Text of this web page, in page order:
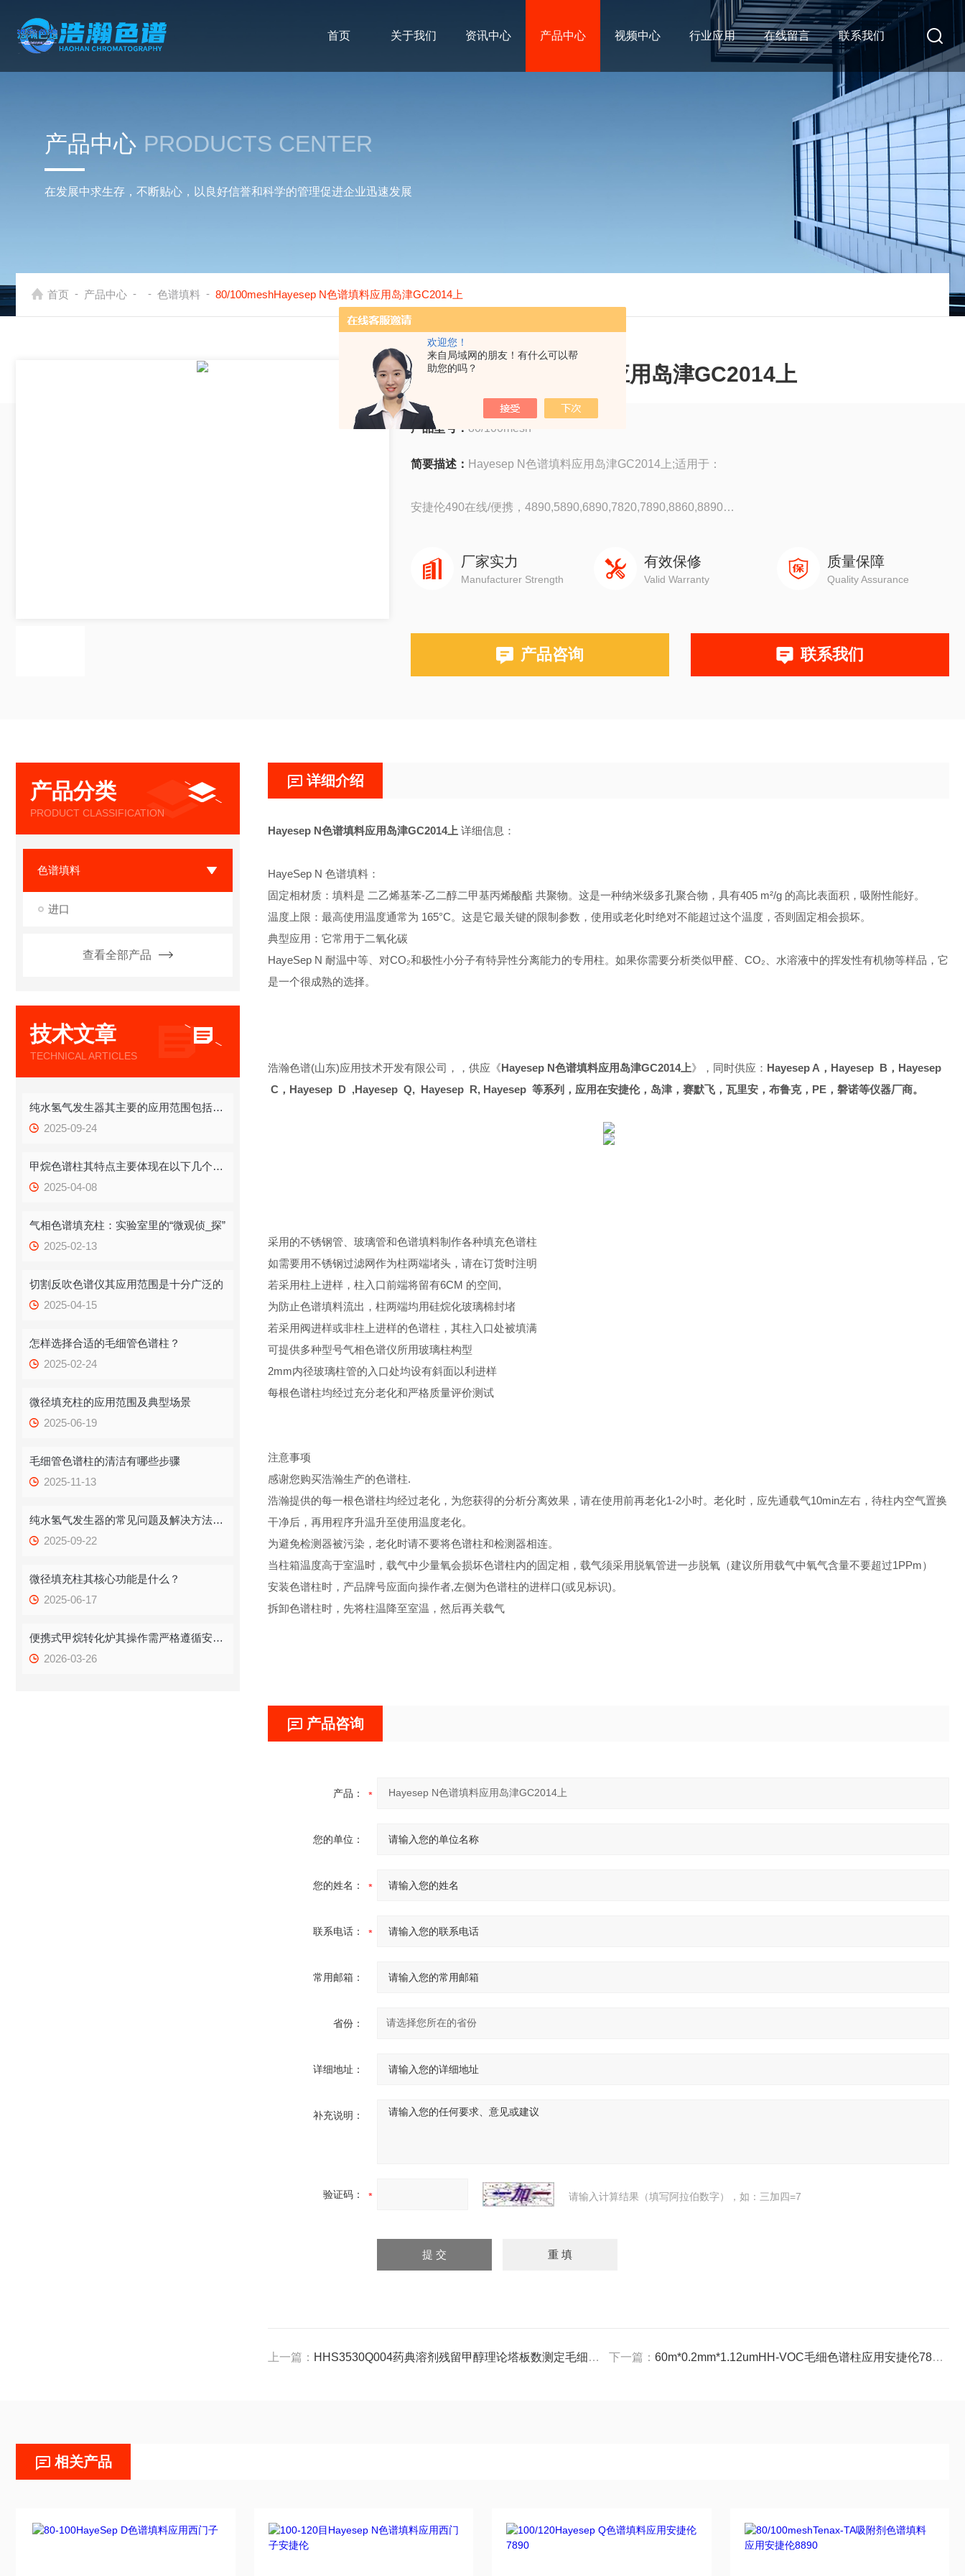
欢迎您！
来自局域网的朋友！有什么可以帮
助您的吗？
首页 关于我们 资讯中心 产品中心 视频中心 行业应用 在线留言 联系我们
产品中心 PRODUCTS CENTER
在发展中求生存，不断贴心，以良好信誉和科学的管理促进企业迅速发展
首页 - 产品中心 - - 色谱填料 - 80/100meshHayesep N色谱填料应用岛津GC2014上
Hayesep N色谱填料应用岛津GC2014上
产品型号： 80/100mesh
简要描述： Hayesep N色谱填料应用岛津GC2014上;适用于：
安捷伦490在线/便携，4890,5890,6890,7820,7890,8860,8890
瓦里安3800系列
布鲁克PE580,590,680,690
厂家实力
Manufacturer Strength
有效保修
Valid Warranty
质量保障
Quality Assurance
产品咨询 联系我们
产品分类
PRODUCT CLASSIFICATION
色谱填料
进口
查看全部产品
技术文章
TECHNICAL ARTICLES
纯水氢气发生器其主要的应用范围包括以下几点
2025-09-24
甲烷色谱柱其特点主要体现在以下几个方面
2025-04-08
气相色谱填充柱：实验室里的“微观侦_探”
2025-02-13
切割反吹色谱仪其应用范围是十分广泛的
2025-04-15
怎样选择合适的毛细管色谱柱？
2025-02-24
微径填充柱的应用范围及典型场景
2025-06-19
毛细管色谱柱的清洁有哪些步骤
2025-11-13
纯水氢气发生器的常见问题及解决方法如下
2025-09-22
微径填充柱其核心功能是什么？
2025-06-17
便携式甲烷转化炉其操作需严格遵循安全与规范流程
2026-03-26
详细介绍
Hayesep N色谱填料应用岛津GC2014上 详细信息：
HayeSep N 色谱填料：
固定相材质：填料是 二乙烯基苯-乙二醇二甲基丙烯酸酯 共聚物。这是一种纳米级多孔聚合物，具有405 m²/g 的高比表面积，吸附性能好。
温度上限：最高使用温度通常为 165°C。这是它最关键的限制参数，使用或老化时绝对不能超过这个温度，否则固定相会损坏。
典型应用：它常用于二氧化碳
HayeSep N 耐温中等、对CO₂和极性小分子有特异性分离能力的专用柱。如果你需要分析类似甲醛、CO₂、水溶液中的挥发性有机物等样品，它
是一个很成熟的选择。
浩瀚色谱(山东)应用技术开发有限公司，，供应《Hayesep N色谱填料应用岛津GC2014上》，同时供应： Hayesep A， Hayesep B， Hayesep
C， Hayesep D ,Hayesep Q, Hayesep R, Hayesep 等系列，应用在安捷伦，岛津，赛默飞，瓦里安，布鲁克，PE，磐诺等仪器厂商。
采用的不锈钢管、玻璃管和色谱填料制作各种填充色谱柱
如需要用不锈钢过滤网作为柱两端堵头，请在订货时注明
若采用柱上进样，柱入口前端将留有6CM 的空间,
为防止色谱填料流出，柱两端均用硅烷化玻璃棉封堵
若采用阀进样或非柱上进样的色谱柱，其柱入口处被填满
可提供多种型号气相色谱仪所用玻璃柱构型
2mm内径玻璃柱管的入口处均设有斜面以利进样
每根色谱柱均经过充分老化和严格质量评价测试
注意事项
感谢您购买浩瀚生产的色谱柱.
浩瀚提供的每一根色谱柱均经过老化，为您获得的分析分离效果，请在使用前再老化1-2小时。老化时，应先通载气10min左右，待柱内空气置换
干净后，再用程序升温升至使用温度老化。
为避免检测器被污染，老化时请不要将色谱柱和检测器相连。
当柱箱温度高于室温时，载气中少量氧会损坏色谱柱内的固定相，载气须采用脱氧管进一步脱氧（建议所用载气中氧气含量不要超过1PPm）
安装色谱柱时，产品牌号应面向操作者,左侧为色谱柱的进样口(或见标识)。
拆卸色谱柱时，先将柱温降至室温，然后再关载气
产品咨询
产品：
您的单位：
您的姓名：
联系电话：
常用邮箱：
省份：
详细地址：
补充说明：
验证码： 请输入计算结果（填写阿拉伯数字），如：三加四=7
上一篇： HHS3530Q004药典溶剂残留甲醇理论塔板数测定毛细色谱柱 下一篇： 60m*0.2mm*1.12umHH-VOC毛细色谱柱应用安捷伦7890B
相关产品